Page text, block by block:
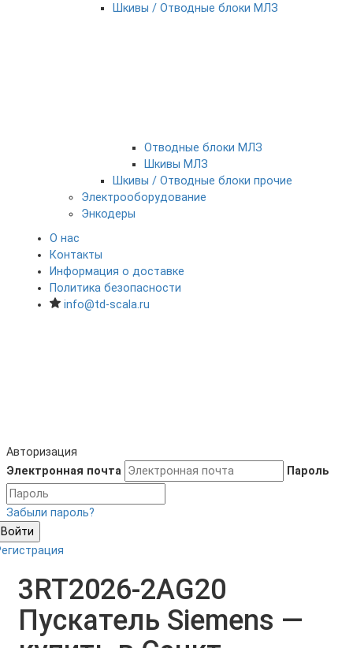
Шкивы / Отводные блоки МЛЗ
Отводные блоки МЛЗ
Шкивы МЛЗ
Шкивы / Отводные блоки прочие
Электрооборудование
Энкодеры
О нас
Контакты
Информация о доставке
Политика безопасности
info@td-scala.ru
Авторизация
Электронная почта
Пароль
Забыли пароль?
Войти
3RT2026-2AG20
Пускатель Siemens —